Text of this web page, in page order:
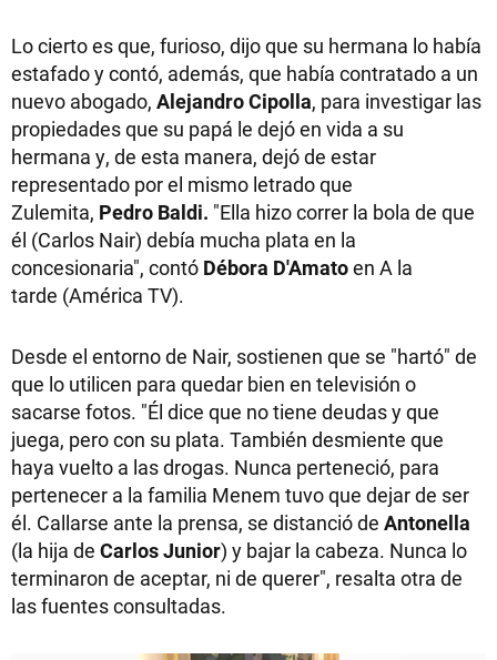
Lo cierto es que, furioso, dijo que su hermana lo había
estafado y contó, además, que había contratado a un
nuevo abogado, Alejandro Cipolla, para investigar las
propiedades que su papá le dejó en vida a su
hermana y, de esta manera, dejó de estar
representado por el mismo letrado que
Zulemita, Pedro Baldi. "Ella hizo correr la bola de que
él (Carlos Nair) debía mucha plata en la
concesionaria", contó Débora D'Amatoen A la
tarde (América TV).
Desde el entorno de Nair, sostienen que se "hartó" de
que lo utilicen para quedar bien en televisión o
sacarse fotos. "Él dice que no tiene deudas y que
juega, pero con su plata. También desmiente que
haya vuelto a las drogas. Nunca perteneció, para
pertenecer a la familia Menem tuvo que dejar de ser
él. Callarse ante la prensa, se distanció de Antonella
(la hija de Carlos Junior) y bajar la cabeza. Nunca lo
terminaron de aceptar, ni de querer", resalta otra de
las fuentes consultadas.